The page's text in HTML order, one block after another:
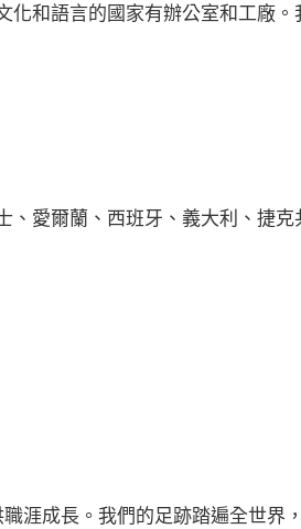
化和語言的國家有辦公室和工廠
愛爾蘭、西班牙、義大利、捷
涯成長。我們的足跡踏遍全世